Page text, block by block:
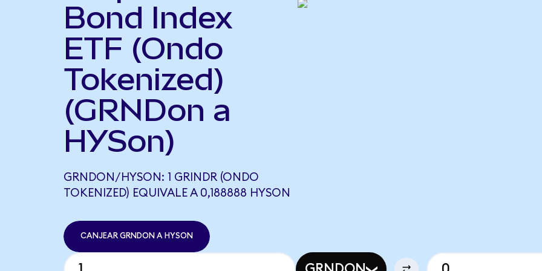
Bond Index
ETF (Ondo
Tokenized)
(GRNDon a
HYSon)
GRNDON/HYSON: 1 GRINDR (ONDO
TOKENIZED) EQUIVALE A 0,188888 HYSON
CANJEAR GRNDON A HYSON